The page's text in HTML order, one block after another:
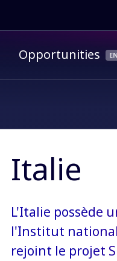
Opportunities
Italie
L'Italie possède
l'Institut national
rejoint le projet